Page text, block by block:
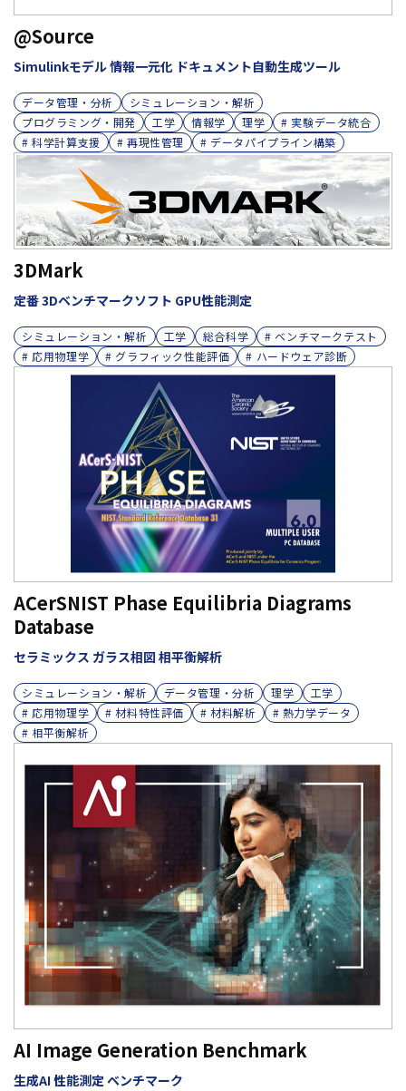
@Source
Simulinkモデル 情報一元化 ドキュメント自動生成ツール
データ管理・分析
シミュレーション・解析
プログラミング・開発
工学 情報学 理学
# 実験データ統合
# 科学計算支援
# 再現性管理 # データパイプライン構築
3DMark
定番 3Dベンチマークソフト GPU性能測定
シミュレーション・解析 工学 総合科学
# ベンチマークテスト
# 応用物理学
# グラフィック性能評価 # ハードウェア診断
ACerSNIST Phase Equilibria Diagrams
Database
セラミックス ガラス相図 相平衡解析
シミュレーション・解析 データ管理・分析 理学
工学
# 応用物理学
# 材料特性評価 # 材料解析
# 熱力学データ
# 相平衡解析
AI Image Generation Benchmark
生成AI 性能測定 ベンチマーク